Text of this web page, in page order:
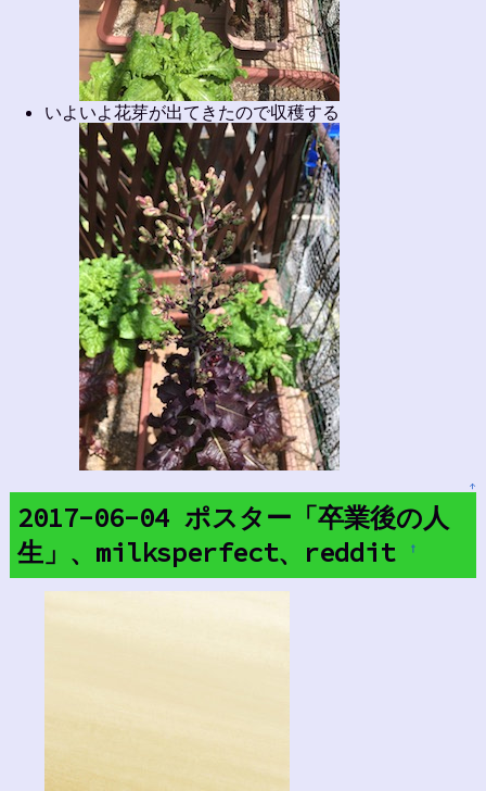
いよいよ花芽が出てきたので収穫する
↑
2017-06-04 ポスター「卒業後の人
生」、milksperfect、reddit
†